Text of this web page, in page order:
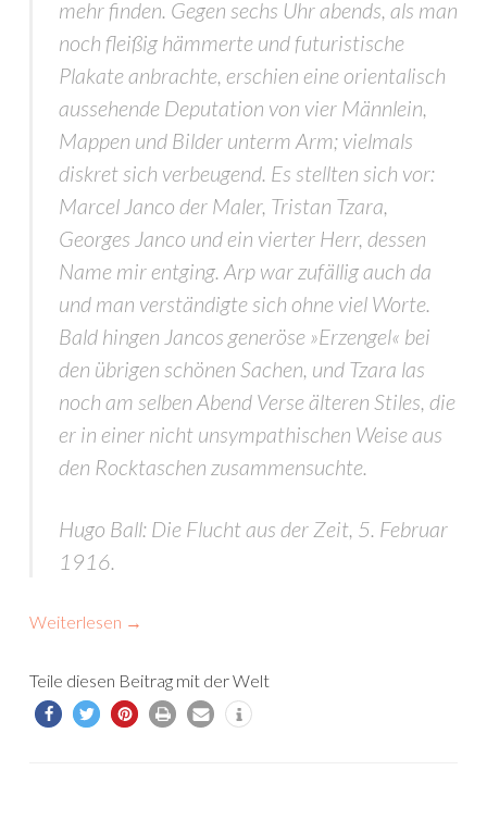
mehr finden. Gegen sechs Uhr abends, als man
noch fleißig hämmerte und futuristische
Plakate anbrachte, erschien eine orientalisch
aussehende Deputation von vier Männlein,
Mappen und Bilder unterm Arm; vielmals
diskret sich verbeugend. Es stellten sich vor:
Marcel Janco der Maler, Tristan Tzara,
Georges Janco und ein vierter Herr, dessen
Name mir entging. Arp war zufällig auch da
und man verständigte sich ohne viel Worte.
Bald hingen Jancos generöse »Erzengel« bei
den übrigen schönen Sachen, und Tzara las
noch am selben Abend Verse älteren Stiles, die
er in einer nicht unsympathischen Weise aus
den Rocktaschen zusammensuchte.
Hugo Ball: Die Flucht aus der Zeit, 5. Februar
1916.
Weiterlesen →
Teile diesen Beitrag mit der Welt